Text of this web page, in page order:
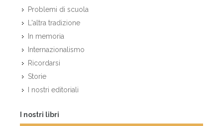
Problemi di scuola
L'altra tradizione
In memoria
Internazionalismo
Ricordarsi
Storie
I nostri editoriali
I nostri libri